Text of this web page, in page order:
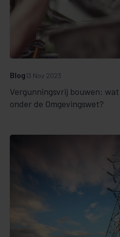
Vergunningsvrij bouwen:
onder de Omgevingswet?
Blog13 Nov 2023